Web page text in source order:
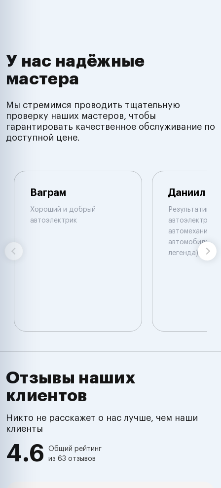
У нас надёжные
мастера
Мы стремимся проводить тщательную
проверку наших мастеров, чтобы
гарантировать качественное обслуживание по
доступной цене.
Ваграм
Хороший и добрый
автоэлектрик
Даниил
автоэлектрик и
автомеханик
автомобилям.
легенда))
Отзывы наших
клиентов
Никто не расскажет о нас лучше, чем наши
клиенты
4.6
Общий рейтинг
из 63 отзывов